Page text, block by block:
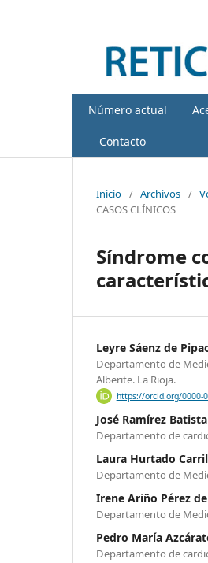
Número actual
Contacto
Inicio / Archivos /
CASOS CLÍNICOS
Síndrome
Leyre Sáenz de
Departamento de
Alberite. La Rioja.
https://orcid.org/0000-
José Ramírez Batista
Departamento de
Laura Hurtado
Departamento de
Irene Ariño Pérez
Departamento de
Pedro María
Departamento de